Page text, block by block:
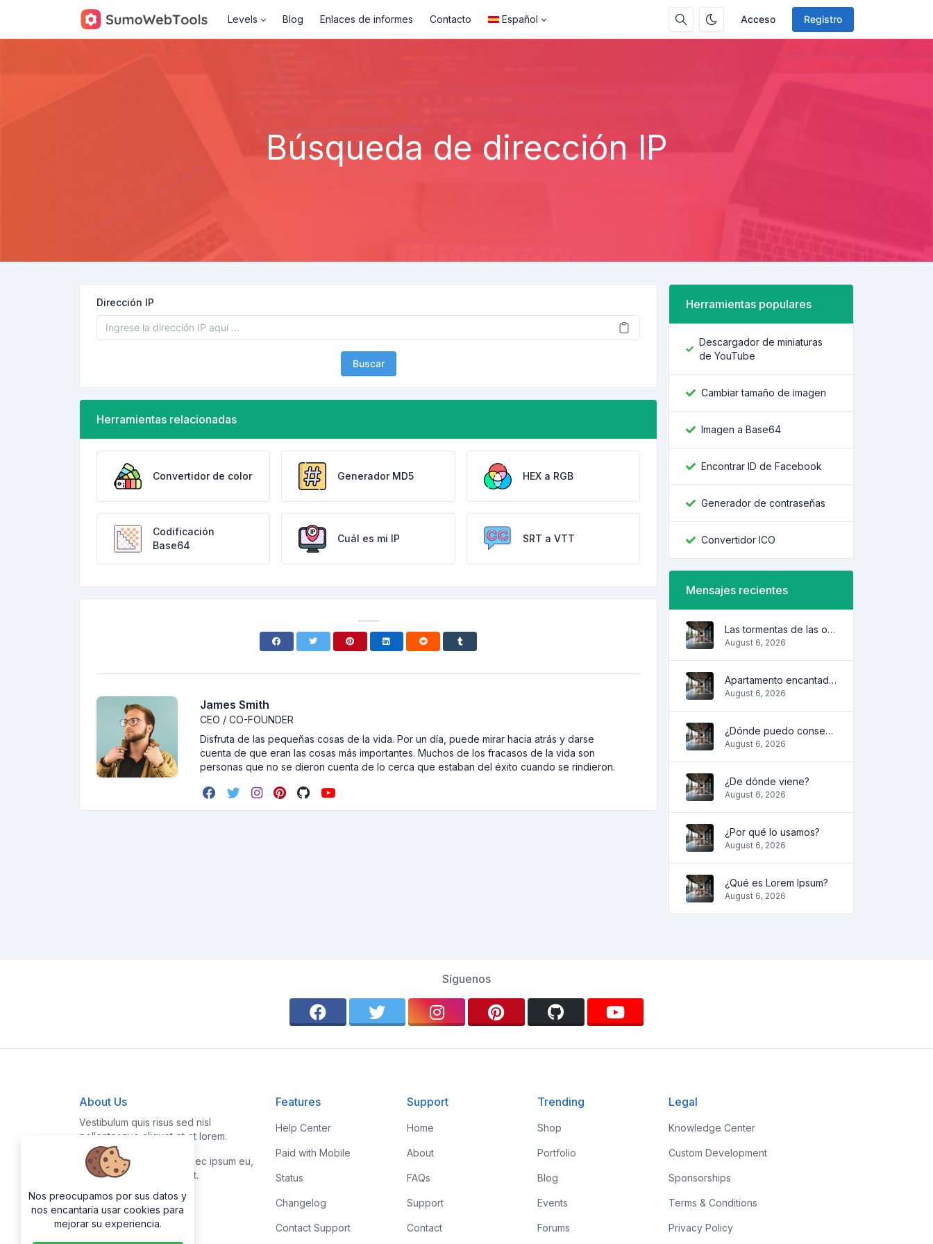
Acceso Registro
Levels Blog Enlaces de informes Contacto Español
Búsqueda de dirección IP
Dirección IP
Buscar
Herramientas relacionadas
Convertidor de color Generador MD5 HEX a RGB
Codificación
Base64
Cuál es mi IP SRT a VTT
James Smith
CEO / CO-FOUNDER
Disfruta de las pequeñas cosas de la vida. Por un día, puede mirar hacia atrás y darse
cuenta de que eran las cosas más importantes. Muchos de los fracasos de la vida son
personas que no se dieron cuenta de lo cerca que estaban del éxito cuando se rindieron.
Herramientas populares
Descargador de miniaturas
de YouTube
Cambiar tamaño de imagen
Imagen a Base64
Encontrar ID de Facebook
Generador de contraseñas
Convertidor ICO
Mensajes recientes
Las tormentas de las olas
August 6, 2026
Apartamento encantador y acogedor
August 6, 2026
¿Dónde puedo conseguirlo?
August 6, 2026
¿De dónde viene?
August 6, 2026
¿Por qué lo usamos?
August 6, 2026
¿Qué es Lorem Ipsum?
August 6, 2026
Síguenos
About Us
Vestibulum quis risus sed nisl
pellentesque aliquet et et lorem.
Fusce nibh nisl, gravida nec ipsum eu,
feugiat condimentum velit.
Features
Help Center
Paid with Mobile
Status
Changelog
Contact Support
Support
Home
About
FAQs
Support
Contact
Trending
Shop
Portfolio
Blog
Events
Forums
Legal
Knowledge Center
Custom Development
Sponsorships
Terms & Conditions
Privacy Policy
Nos preocupamos por sus datos y
nos encantaría usar cookies para
mejorar su experiencia.